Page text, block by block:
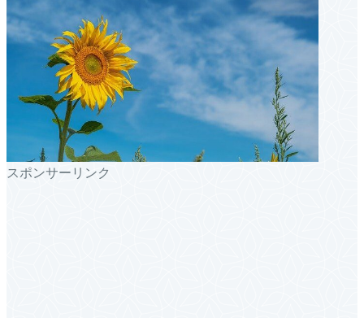
スポンサーリンク